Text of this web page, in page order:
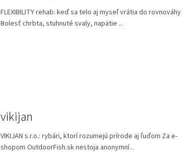
FLEXIBILITY rehab: keď sa telo aj myseľ vrátia do rovnováhy
Bolesť chrbta, stuhnuté svaly, napätie ...
vikijan
VIKIJAN s.r.o.: rybári, ktorí rozumejú prírode aj ľuďom Za e-
shopom OutdoorFish.sk nestoja anonymní...